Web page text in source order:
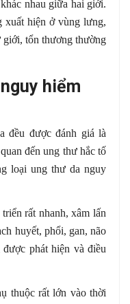
nhau giữa hai giới.
xuất hiện ở vùng lưng,
giới, tổn thương thường
hiểm
đều được đánh giá là
đến ung thư hắc tố
loại ung thư da nguy
rất nhanh, xâm lấn
huyết, phổi, gan, não
phát hiện và điều
thuộc rất lớn vào thời